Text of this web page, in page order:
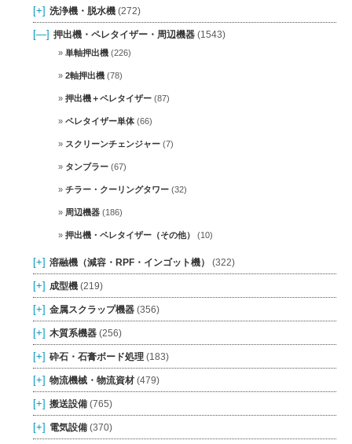
[+] 洗浄機・脱水機 (272)
[—] 押出機・ペレタイザー・周辺機器 (1543)
単軸押出機 (226)
2軸押出機 (78)
押出機＋ペレタイザー (87)
ペレタイザー単体 (66)
スクリーンチェンジャー (7)
タンブラー (67)
チラー・クーリングタワー (32)
周辺機器 (186)
押出機・ペレタイザー（その他） (10)
[+] 溶融機（減容・RPF・インゴット機） (322)
[+] 成型機 (219)
[+] 金属スクラップ機器 (356)
[+] 木質系機器 (256)
[+] 砕石・石膏ボード処理 (183)
[+] 物流機械・物流資材 (479)
[+] 搬送設備 (765)
[+] 電気設備 (370)